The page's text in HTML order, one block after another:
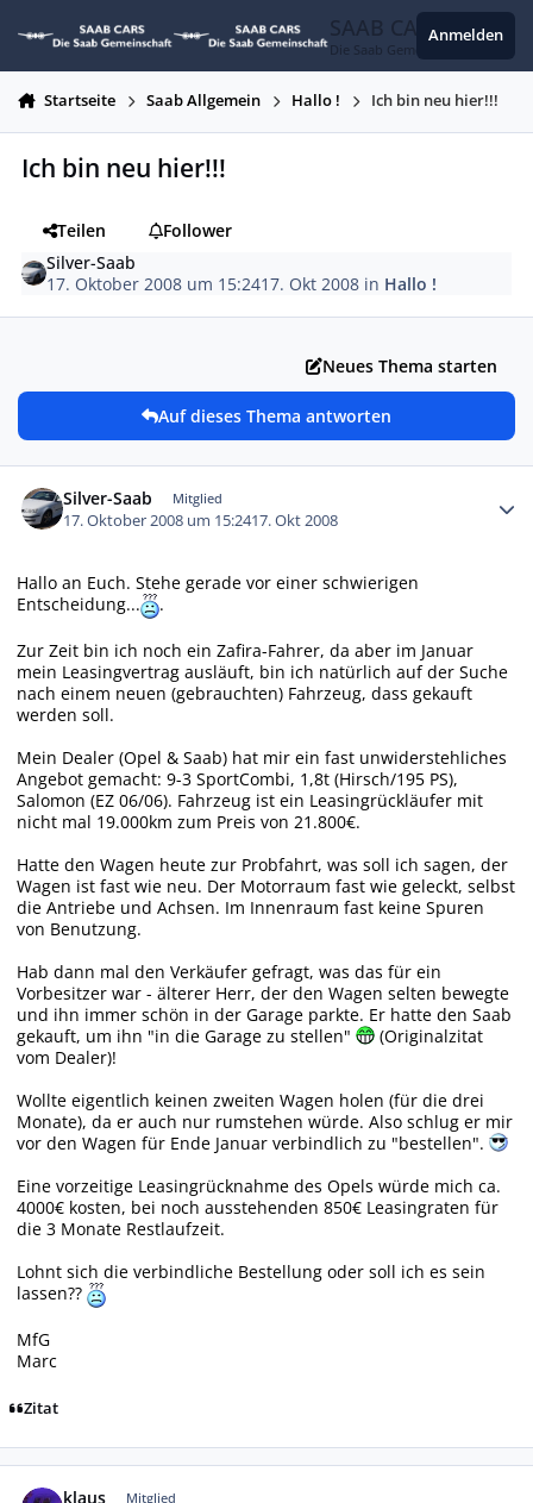
SAAB CARS
Die Saab Gemeinschaft
Anmelden
Startseite Saab Allgemein Hallo ! Ich bin neu hier!!!
Ich bin neu hier!!!
Teilen
Follower
Silver-Saab
17. Oktober 2008 um 15:2417. Okt 2008 in Hallo !
Neues Thema starten
Auf dieses Thema antworten
Silver-Saab Mitglied
17. Oktober 2008 um 15:2417. Okt 2008
Hallo an Euch. Stehe gerade vor einer schwierigen
Entscheidung...
.
Zur Zeit bin ich noch ein Zafira-Fahrer, da aber im Januar
mein Leasingvertrag ausläuft, bin ich natürlich auf der Suche
nach einem neuen (gebrauchten) Fahrzeug, dass gekauft
werden soll.
Mein Dealer (Opel & Saab) hat mir ein fast unwiderstehliches
Angebot gemacht: 9-3 SportCombi, 1,8t (Hirsch/195 PS),
Salomon (EZ 06/06). Fahrzeug ist ein Leasingrückläufer mit
nicht mal 19.000km zum Preis von 21.800€.
Hatte den Wagen heute zur Probfahrt, was soll ich sagen, der
Wagen ist fast wie neu. Der Motorraum fast wie geleckt, selbst
die Antriebe und Achsen. Im Innenraum fast keine Spuren
von Benutzung.
Hab dann mal den Verkäufer gefragt, was das für ein
Vorbesitzer war - älterer Herr, der den Wagen selten bewegte
und ihn immer schön in der Garage parkte. Er hatte den Saab
gekauft, um ihn "in die Garage zu stellen"
(Originalzitat
vom Dealer)!
Wollte eigentlich keinen zweiten Wagen holen (für die drei
Monate), da er auch nur rumstehen würde. Also schlug er mir
vor den Wagen für Ende Januar verbindlich zu "bestellen".
Eine vorzeitige Leasingrücknahme des Opels würde mich ca.
4000€ kosten, bei noch ausstehenden 850€ Leasingraten für
die 3 Monate Restlaufzeit.
Lohnt sich die verbindliche Bestellung oder soll ich es sein
lassen??
MfG
Marc
Zitat
klaus Mitglied